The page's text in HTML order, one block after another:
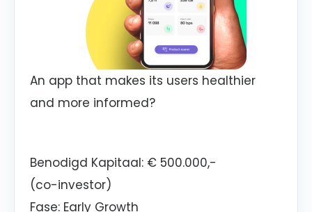
An app that makes its users healthier
and more informed?
Benodigd Kapitaal: € 500.000,-
(co-investor)
Fase: Early Growth